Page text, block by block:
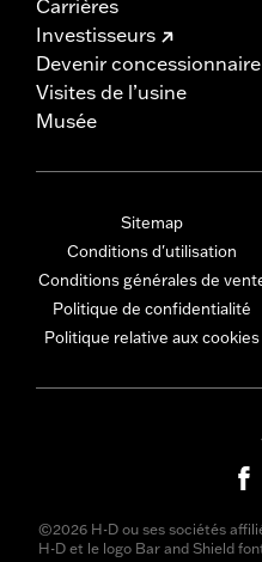
Carrières
Investisseurs
Devenir concessionnaire
Visites de l’usine
Musée
Sitemap
Conditions d'utilisation
Conditions générales de
Politique de confidentialité
Politique relative aux cookies
©2026 H-D ou ses sociétés
H-D et le logo Bar and Shield